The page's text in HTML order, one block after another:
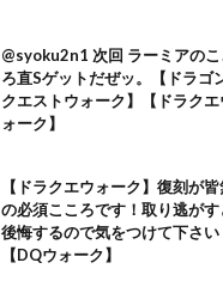
@syoku2n1 次回 ラーミアのこ
ろ直Sゲットだぜッ。【ドラゴ
クエストウォーク】【ドラクエ
ォーク】
【ドラクエウォーク】復刻が皆
の必須こころです！取り逃がす
後悔するので気をつけて下さい
【DQウォーク】